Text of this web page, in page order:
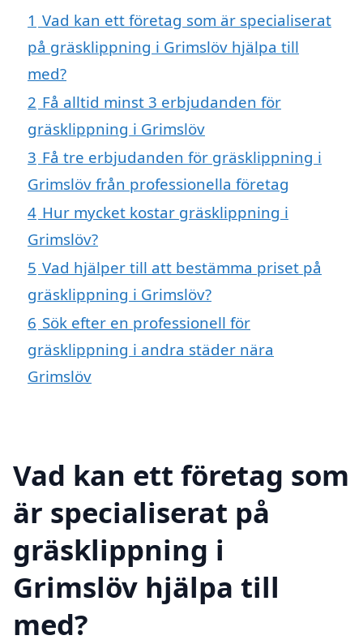
1 Vad kan ett företag som är specialiserat
på gräsklippning i Grimslöv hjälpa till
med?
2 Få alltid minst 3 erbjudanden för
gräsklippning i Grimslöv
3 Få tre erbjudanden för gräsklippning i
Grimslöv från professionella företag
4 Hur mycket kostar gräsklippning i
Grimslöv?
5 Vad hjälper till att bestämma priset på
gräsklippning i Grimslöv?
6 Sök efter en professionell för
gräsklippning i andra städer nära
Grimslöv
Vad kan ett företag som
är specialiserat på
gräsklippning i
Grimslöv hjälpa till
med?